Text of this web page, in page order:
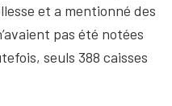
et a mentionné des
pas été notées
seuls 388 caisses